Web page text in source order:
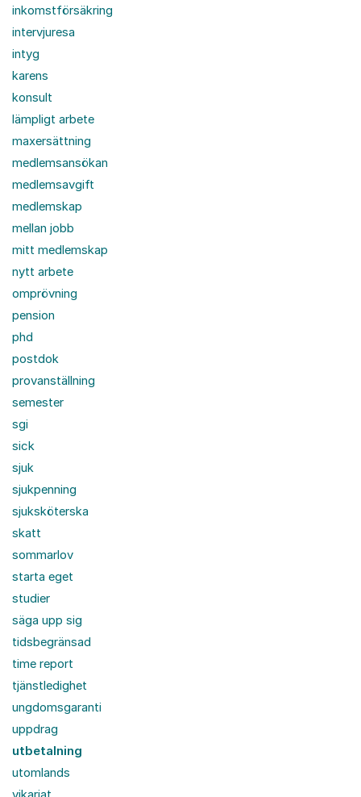
inkomstförsäkring
intervjuresa
intyg
karens
konsult
lämpligt arbete
maxersättning
medlemsansökan
medlemsavgift
medlemskap
mellan jobb
mitt medlemskap
nytt arbete
omprövning
pension
phd
postdok
provanställning
semester
sgi
sick
sjuk
sjukpenning
sjuksköterska
skatt
sommarlov
starta eget
studier
säga upp sig
tidsbegränsad
time report
tjänstledighet
ungdomsgaranti
uppdrag
utbetalning
utomlands